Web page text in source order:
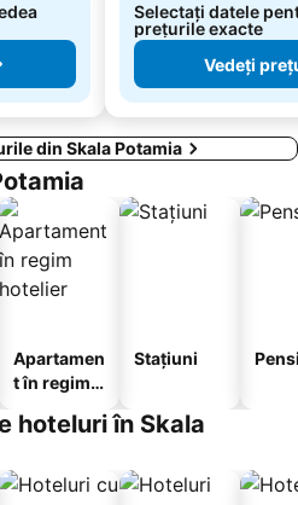
Panagia DistrictSelectați datele
prețurile exacte
Vedeți
din Skala Potamia
Apartamen
t în regim
Stațiuni
hoteluri în Skala